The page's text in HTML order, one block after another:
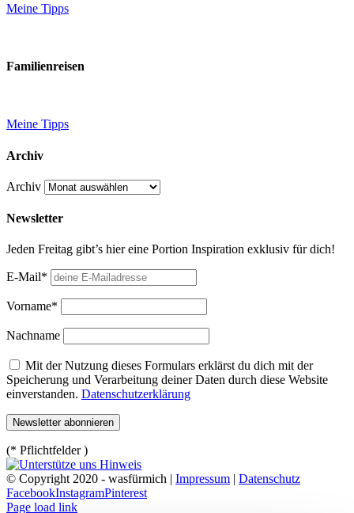
Meine Tipps
Familienreisen
Meine Tipps
Archiv
Archiv
Newsletter
Jeden Freitag gibt’s hier eine Portion Inspiration exklusiv für dich!
E-Mail*
Vorname*
Nachname
Mit der Nutzung dieses Formulars erklärst du dich mit der
Speicherung und Verarbeitung deiner Daten durch diese Website
einverstanden. Datenschutzerklärung
(* Pflichtfelder )
© Copyright 2020 - wasfürmich | Impressum | Datenschutz
FacebookInstagramPinterest
Page load link